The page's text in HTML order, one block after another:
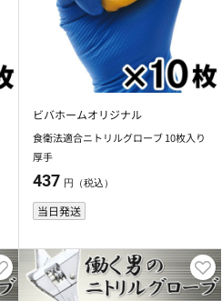
ビバホームオリジナル
食衛法適合ニトリルグローブ 10枚入り
厚手
437 円（税込）
当日発送